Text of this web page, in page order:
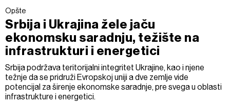
Opšte
Srbija i Ukrajina žele jaču
ekonomsku saradnju, težište na
infrastrukturi i energetici
Srbija podržava teritorijalni integritet Ukrajine, kao i njene
težnje da se pridruži Evropskoj uniji a dve zemlje vide
potencijal za širenje ekonomske saradnje, pre svega u oblasti
infrastrukture i energetici.